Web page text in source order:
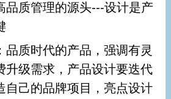
品质管理的源头---设计是产
品质时代的产品，强调有灵
升级需求，产品设计要迭代
自己的品牌项目，亮点设计